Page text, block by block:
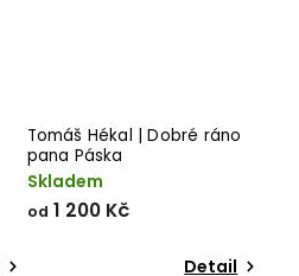
Tomáš Hékal | Dobré ráno
pana Páska
Skladem
od 1 200 Kč
Detail